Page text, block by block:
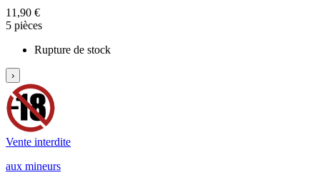
11,90 €
5 pièces
Rupture de stock
›
Vente interdite
aux mineurs